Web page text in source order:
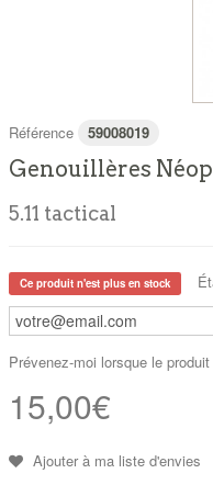
Référence 59008019
Genouillères
5.11 tactical
Ce produit n'est plus en stock
Prévenez-moi lorsque le
15,00€
Ajouter à ma liste d'envies